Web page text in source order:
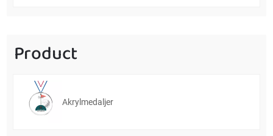
Product
Akrylmedaljer